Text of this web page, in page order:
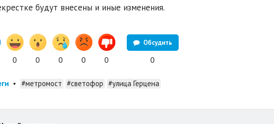
будут внесены и иные изменения.
0 0 0 0 0
Обсудить
0
• #метромост #светофор #улица Герцена